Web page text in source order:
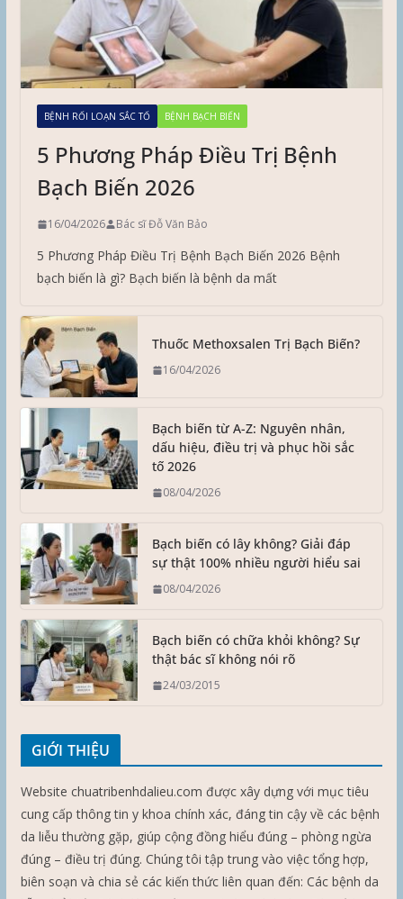
BỆNH RỐI LOẠN SẮC TỐ BỆNH BẠCH BIẾN
5 Phương Pháp Điều Trị Bệnh
Bạch Biến 2026
16/04/2026 Bác sĩ Đỗ Văn Bảo
5 Phương Pháp Điều Trị Bệnh Bạch Biến 2026 Bệnh
bạch biến là gì? Bạch biến là bệnh da mất
Thuốc Methoxsalen Trị Bạch Biến?
16/04/2026
Bạch biến từ A-Z: Nguyên nhân,
dấu hiệu, điều trị và phục hồi sắc
tố 2026
08/04/2026
Bạch biến có lây không? Giải đáp
sự thật 100% nhiều người hiểu sai
08/04/2026
Bạch biến có chữa khỏi không? Sự
thật bác sĩ không nói rõ
24/03/2015
GIỚI THIỆU
Website chuatribenhdalieu.com được xây dựng với mục tiêu
cung cấp thông tin y khoa chính xác, đáng tin cậy về các bệnh
da liễu thường gặp, giúp cộng đồng hiểu đúng – phòng ngừa
đúng – điều trị đúng. Chúng tôi tập trung vào việc tổng hợp,
biên soạn và chia sẻ các kiến thức liên quan đến: Các bệnh da